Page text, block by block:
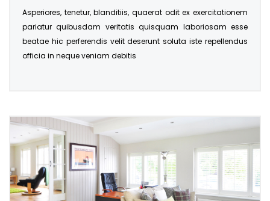
Asperiores, tenetur, blanditiis, quaerat odit ex exercitationem
pariatur quibusdam veritatis quisquam laboriosam esse
beatae hic perferendis velit deserunt soluta iste repellendus
officia in neque veniam debitis